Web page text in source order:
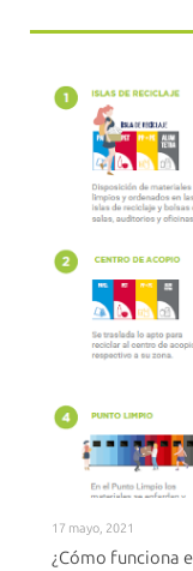
17 mayo, 2021
¿Cómo funciona